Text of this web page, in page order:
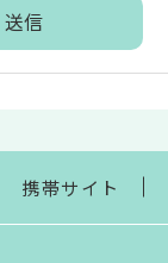
携帯サイト